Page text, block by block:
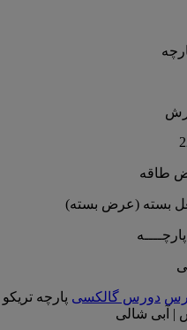
طاقه
بسته (عرض بسته)
دورس گالکسی پارچه
| آبی شالی